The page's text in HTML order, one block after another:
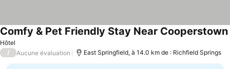
Hôtel
Comfy & Pet Friendly Stay Near Cooperstown
/ Aucune évaluation East Springfield, à 14.0 km de : Richfield Springs